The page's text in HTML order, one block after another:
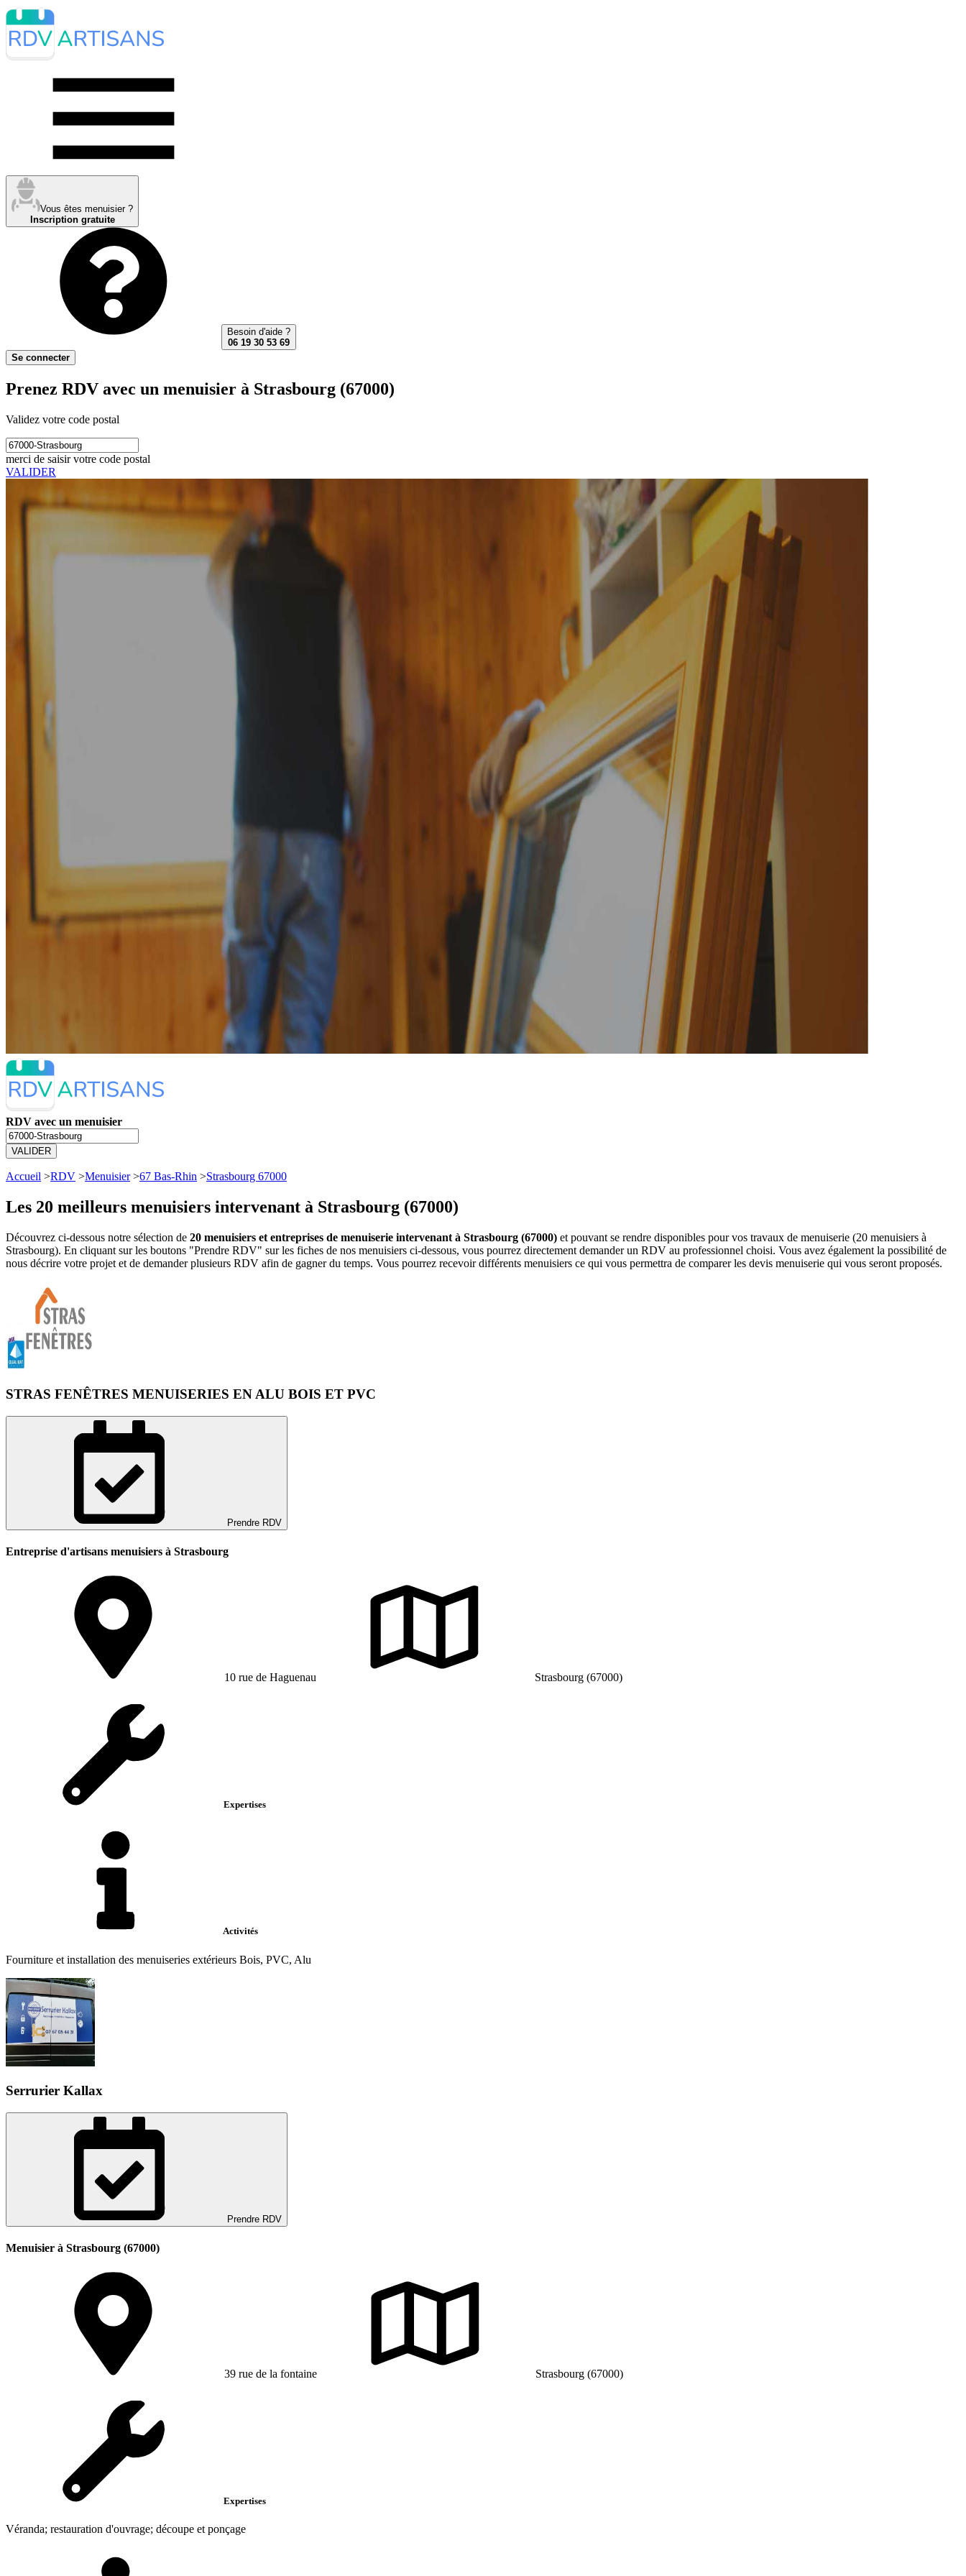
Vous êtes menuisier ?
Inscription gratuite
Besoin d'aide ?
06 19 30 53 69
Se connecter
Prenez RDV avec un menuisier à Strasbourg (67000)
Validez votre code postal
merci de saisir votre code postal
VALIDER
RDV avec un menuisier
VALIDER
Accueil >RDV >Menuisier>67 Bas-Rhin >Strasbourg 67000
Les 20 meilleurs menuisiers intervenant à Strasbourg (67000)
Découvrez ci-dessous notre sélection de 20 menuisiers et entreprises de menuiserie intervenant à Strasbourg (67000) et pouvant se rendre disponibles pour vos travaux de menuiserie (20 menuisiers à
Strasbourg). En cliquant sur les boutons "Prendre RDV" sur les fiches de nos menuisiers ci-dessous, vous pourrez directement demander un RDV au professionnel choisi. Vous avez également la possibilité de
nous décrire votre projet et de demander plusieurs RDV afin de gagner du temps. Vous pourrez recevoir différents menuisiers ce qui vous permettra de comparer les devis menuiserie qui vous seront proposés.
STRAS FENÊTRES MENUISERIES EN ALU BOIS ET PVC
Prendre RDV
Entreprise d'artisans menuisiers à Strasbourg
10 rue de Haguenau Strasbourg (67000)
Expertises
Activités
Fourniture et installation des menuiseries extérieurs Bois, PVC, Alu
Serrurier Kallax
Prendre RDV
Menuisier à Strasbourg (67000)
39 rue de la fontaine Strasbourg (67000)
Expertises
Véranda; restauration d'ouvrage; découpe et ponçage